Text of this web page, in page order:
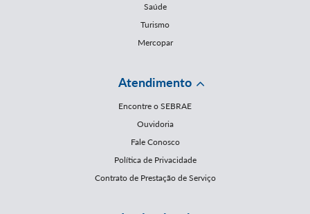
Saúde
Turismo
Mercopar
Atendimento
Encontre o SEBRAE
Ouvidoria
Fale Conosco
Política de Privacidade
Contrato de Prestação de Serviço